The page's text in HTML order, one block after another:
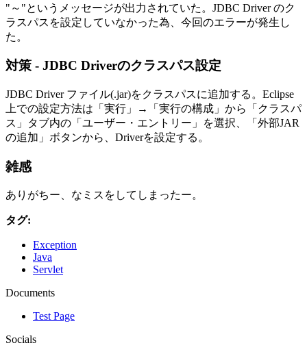
"～"というメッセージが出力されていた。JDBC Driver のク
ラスパスを設定していなかった為、今回のエラーが発生し
た。
対策 - JDBC Driverのクラスパス設定
JDBC Driver ファイル(.jar)をクラスパスに追加する。Eclipse
上での設定方法は「実行」→「実行の構成」から「クラスパ
ス」タブ内の「ユーザー・エントリー」を選択、「外部JAR
の追加」ボタンから、Driverを設定する。
雑感
ありがちー、なミスをしてしまったー。
タグ:
Exception
Java
Servlet
Documents
Test Page
Socials